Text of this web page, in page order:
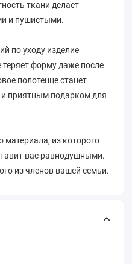
ткани делает
и пушистыми.
по уходу изделие
теряет форму даже после
полотенце станет
приятным подарком для
материала, из которого
вас равнодушными.
из членов вашей семьи.